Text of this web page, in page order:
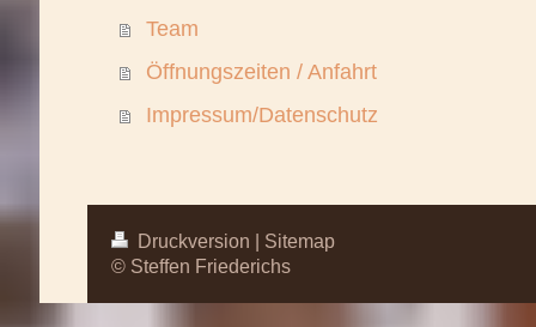
Team
Öffnungszeiten / Anfahrt
Impressum/Datenschutz
Druckversion
Sitemap
© Steffen Friederichs